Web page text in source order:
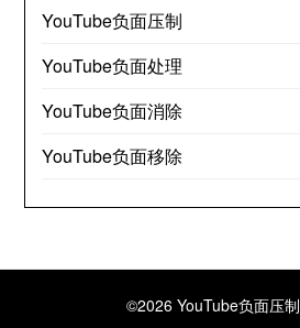
YouTube负面压制
YouTube负面处理
YouTube负面消除
YouTube负面移除
©2026 YouTube负面压制